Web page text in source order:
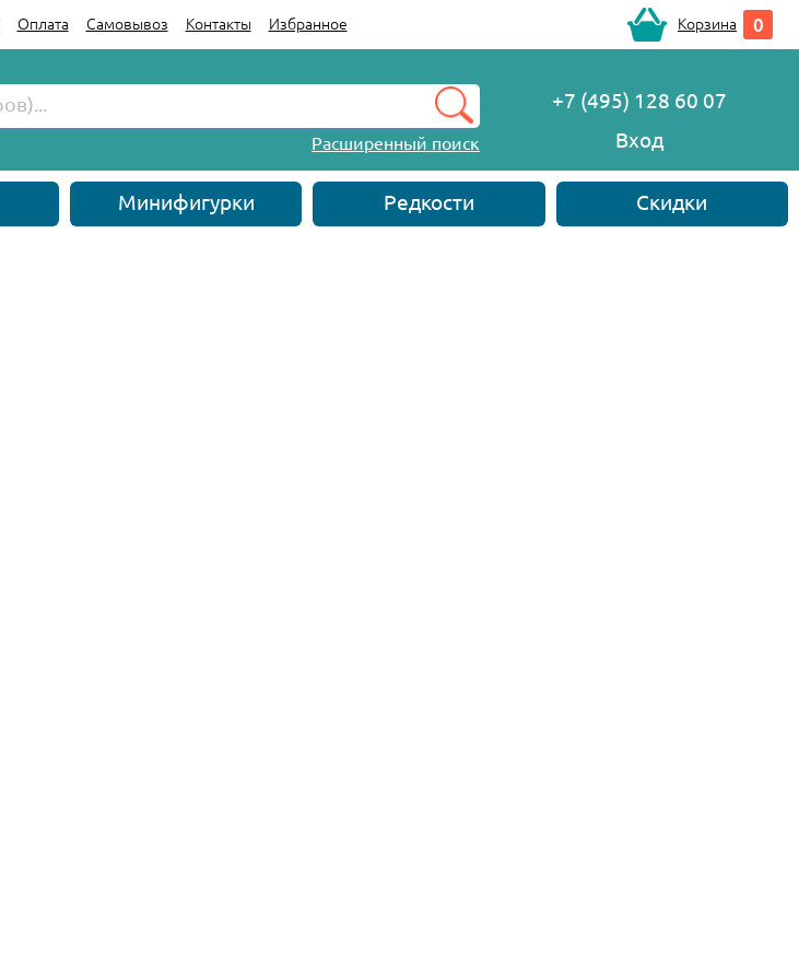
Оплата Самовывоз Контакты Избранное Корзина 0
Расширенный поиск
+7 (495) 128 60 07
Вход
Минифигурки Редкости Скидки